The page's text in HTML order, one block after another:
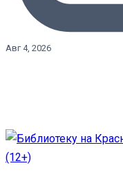
Авг 4, 2026